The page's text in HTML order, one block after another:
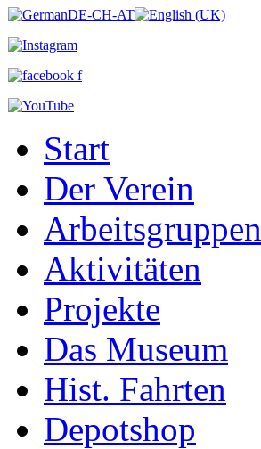
Start
Der Verein
Arbeitsgruppen
Aktivitäten
Projekte
Das Museum
Hist. Fahrten
Depotshop